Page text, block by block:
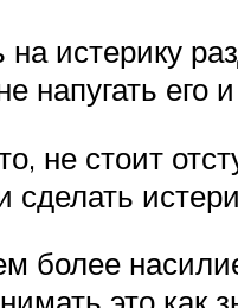
на истерику
напугать его
не стоит
более